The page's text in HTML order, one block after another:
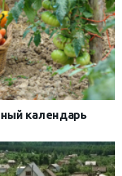
календарь